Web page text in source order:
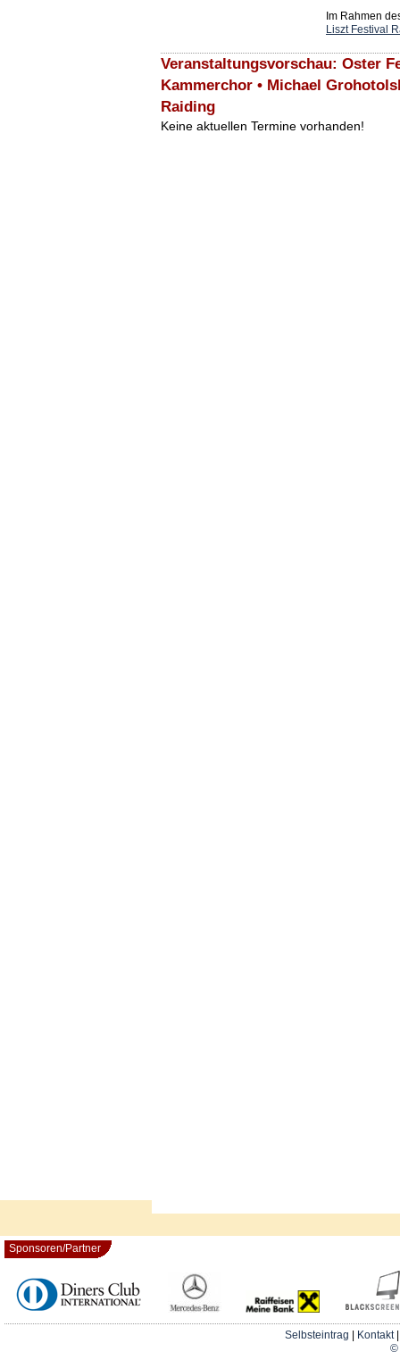
Im Rahmen
Liszt Festival
Veranstaltungsvorschau: Oster
Kammerchor • Michael
Raiding
Keine aktuellen Termine vorhanden!
Sponsoren/Partner
Selbsteintrag Kontakt
©